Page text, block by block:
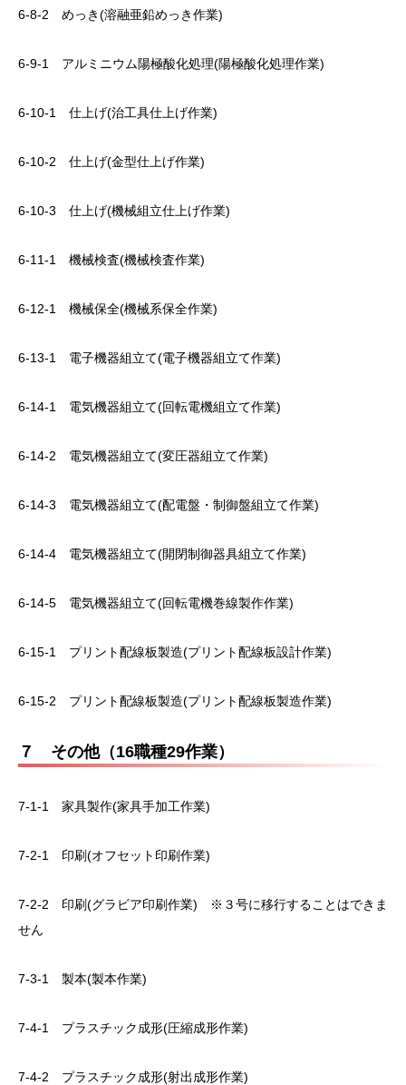
6-8-2 めっき(溶融亜鉛めっき作業)
6-9-1 アルミニウム陽極酸化処理(陽極酸化処理作業)
6-10-1 仕上げ(治工具仕上げ作業)
6-10-2 仕上げ(金型仕上げ作業)
6-10-3 仕上げ(機械組立仕上げ作業)
6-11-1 機械検査(機械検査作業)
6-12-1 機械保全(機械系保全作業)
6-13-1 電子機器組立て(電子機器組立て作業)
6-14-1 電気機器組立て(回転電機組立て作業)
6-14-2 電気機器組立て(変圧器組立て作業)
6-14-3 電気機器組立て(配電盤・制御盤組立て作業)
6-14-4 電気機器組立て(開閉制御器具組立て作業)
6-14-5 電気機器組立て(回転電機巻線製作作業)
6-15-1 プリント配線板製造(プリント配線板設計作業)
6-15-2 プリント配線板製造(プリント配線板製造作業)
７ その他（16職種29作業）
7-1-1 家具製作(家具手加工作業)
7-2-1 印刷(オフセット印刷作業)
7-2-2 印刷(グラビア印刷作業) ※３号に移行することはできま
せん
7-3-1 製本(製本作業)
7-4-1 プラスチック成形(圧縮成形作業)
7-4-2 プラスチック成形(射出成形作業)